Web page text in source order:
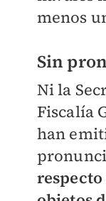
menos
Sin
Ni la
Fiscalía
han